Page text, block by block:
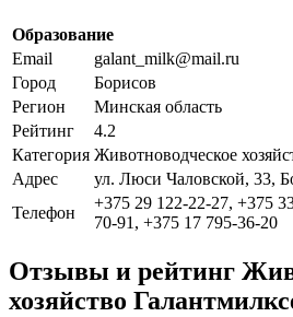
Образование
Email
galant_milk@mail.ru
Город
Борисов
Регион
Минская область
Рейтинг
4.2
Категория Животноводческое
Адрес
ул. Люси Чаловской, 33,
Телефон
+375 29 122-22-27, +375
70-91, +375 17 795-36-20
Отзывы и рейтинг
хозяйство